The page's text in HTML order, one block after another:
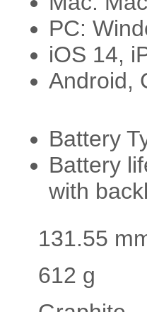
PC:
iOS 14,
Android,
Battery
Battery
with
131.55
612 g